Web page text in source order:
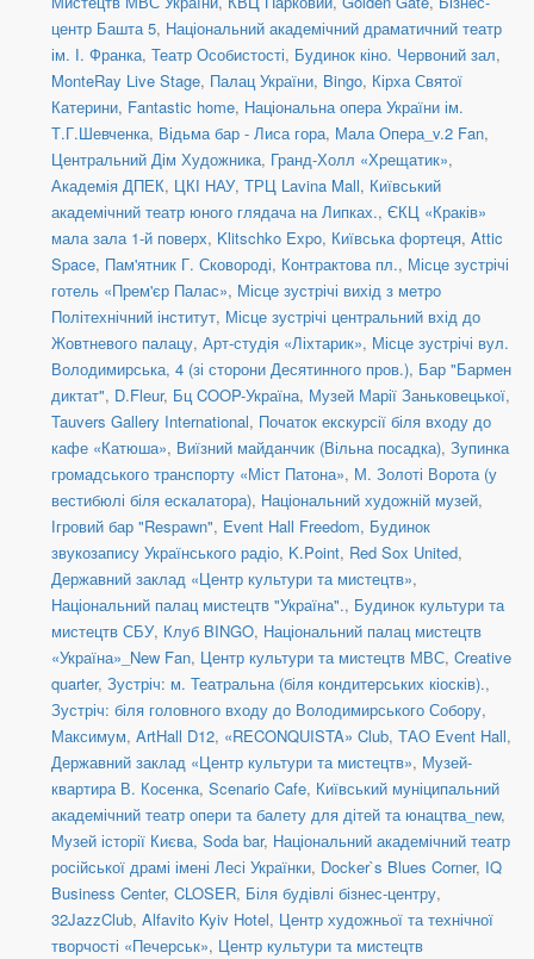
центр Башта 5, Національний академічний драматичний театр
ім. І. Франка, Театр Особистості, Будинок кіно. Червоний зал,
MonteRay Live Stage, Палац України, Bingo, Кірха Святої
Катерини, Fantastic home, Національна опера України ім.
Т.Г.Шевченка, Відьма бар - Лиса гора, Мала Опера_v.2 Fan,
Центральний Дім Художника, Гранд-Холл «Хрещатик»,
Академія ДПЕК, ЦКІ НАУ, ТРЦ Lavina Mall, Київський
академічний театр юного глядача на Липках., ЄКЦ «Краків»
мала зала 1-й поверх, Klitschko Expo, Київська фортеця, Attic
Space, Пам'ятник Г. Сковороді, Контрактова пл., Місце зустрічі
готель «Прем'єр Палас», Місце зустрічі вихід з метро
Політехнічний інститут, Місце зустрічі центральний вхід до
Жовтневого палацу, Арт-студія «Ліхтарик», Місце зустрічі вул.
Володимирська, 4 (зі сторони Десятинного пров.), Бар "Бармен
диктат", D.Fleur, Бц COOP-Україна, Музей Марії Заньковецької,
Tauvers Gallery International, Початок екскурсії біля входу до
кафе «Катюша», Виїзний майданчик (Вільна посадка), Зупинка
громадського транспорту «Міст Патона», М. Золоті Ворота (у
вестибюлі біля ескалатора), Національний художній музей,
Ігровий бар "Respawn", Event Hall Freedom, Будинок
звукозапису Українського радіо, K.Point, Red Sox United,
Державний заклад «Центр культури та мистецтв»,
Національний палац мистецтв "Україна"., Будинок культури та
мистецтв СБУ, Клуб BINGO, Національний палац мистецтв
«Україна»_New Fan, Центр культури та мистецтв МВС, Creative
quarter, Зустріч: м. Театральна (біля кондитерських кіосків).,
Зустріч: біля головного входу до Володимирського Собору,
Максимум, ArtHall D12, «RECONQUISTA» Club, ТАО Event Hall,
Державний заклад «Центр культури та мистецтв», Музей-
квартира В. Косенка, Scenario Cafe, Київський муніципальний
академічний театр опери та балету для дітей та юнацтва_new,
Музей історії Києва, Soda bar, Національний академічний театр
російської драмі імені Лесі Українки, Docker`s Blues Corner, IQ
Business Center, CLOSER, Біля будівлі бізнес-центру,
32JazzClub, Alfavito Kyiv Hotel, Центр художньої та технічної
творчості «Печерськ», Центр культури та мистецтв